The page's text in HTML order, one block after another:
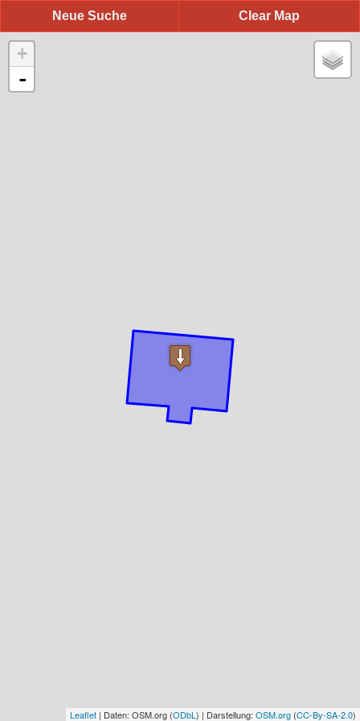
Clear Map
Neue Suche
+
-
Leaflet | Daten: OSM.org (ODbL ) | Darstellung: OSM.org (CC-By-SA-2.0)